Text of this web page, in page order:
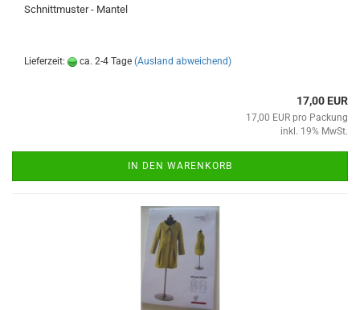
Schnittmuster - Mantel
Lieferzeit: ca. 2-4 Tage (Ausland abweichend)
17,00 EUR
17,00 EUR pro Packung
inkl. 19% MwSt.
IN DEN WARENKORB